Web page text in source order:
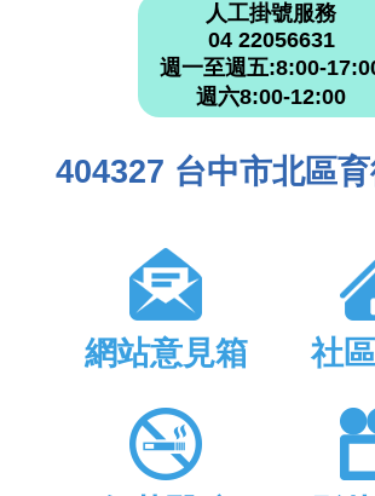
人工掛號服務
04 22056631
週一至週五:8:00-
週六8:00-12:00
404327 台中市北區
網站意見箱 社